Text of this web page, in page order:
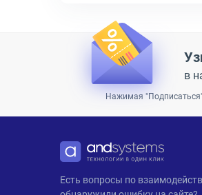
в
Нажимая
ANDPRO
Есть вопросы по